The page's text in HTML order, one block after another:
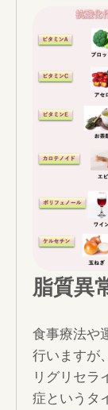
脂質異
食事療法や
行いますが
リグリセラ
症というタ